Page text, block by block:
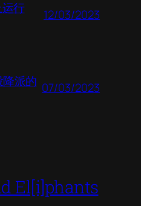
行
12/03/2023
派的 07/03/2023
El[i]phants